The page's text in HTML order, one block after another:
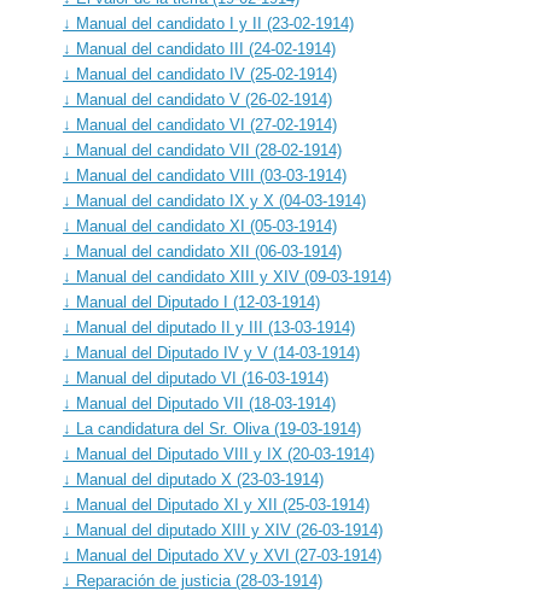
↓ Manual del candidato I y II (23-02-1914)
↓ Manual del candidato III (24-02-1914)
↓ Manual del candidato IV (25-02-1914)
↓ Manual del candidato V (26-02-1914)
↓ Manual del candidato VI (27-02-1914)
↓ Manual del candidato VII (28-02-1914)
↓ Manual del candidato VIII (03-03-1914)
↓ Manual del candidato IX y X (04-03-1914)
↓ Manual del candidato XI (05-03-1914)
↓ Manual del candidato XII (06-03-1914)
↓ Manual del candidato XIII y XIV (09-03-1914)
↓ Manual del Diputado I (12-03-1914)
↓ Manual del diputado II y III (13-03-1914)
↓ Manual del Diputado IV y V (14-03-1914)
↓ Manual del diputado VI (16-03-1914)
↓ Manual del Diputado VII (18-03-1914)
↓ La candidatura del Sr. Oliva (19-03-1914)
↓ Manual del Diputado VIII y IX (20-03-1914)
↓ Manual del diputado X (23-03-1914)
↓ Manual del Diputado XI y XII (25-03-1914)
↓ Manual del diputado XIII y XIV (26-03-1914)
↓ Manual del Diputado XV y XVI (27-03-1914)
↓ Reparación de justicia (28-03-1914)